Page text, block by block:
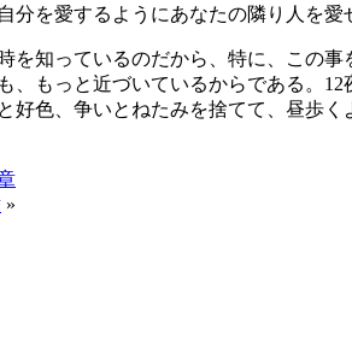
分を愛するようにあなたの隣り人を愛
を知っているのだから、特に、この
、もっと近づいているからである。 12
好色、争いとねたみを捨てて、昼歩く
»